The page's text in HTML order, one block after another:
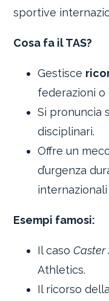
sportive
Cosa fa il TAS?
Gestisce
federazioni o
Si pronuncia
disciplinari.
Offre un
d’urgenza
internazionali
Esempi famosi:
Il casoCaster
Athletics.
Il ricorso della